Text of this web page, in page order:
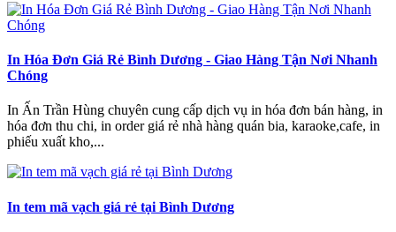
In Hóa Đơn Giá Rẻ Bình Dương - Giao Hàng Tận Nơi Nhanh
Chóng
In Ấn Trần Hùng chuyên cung cấp dịch vụ in hóa đơn bán hàng, in
hóa đơn thu chi, in order giá rẻ nhà hàng quán bia, karaoke,cafe, in
phiếu xuất kho,...
In tem mã vạch giá rẻ tại Bình Dương